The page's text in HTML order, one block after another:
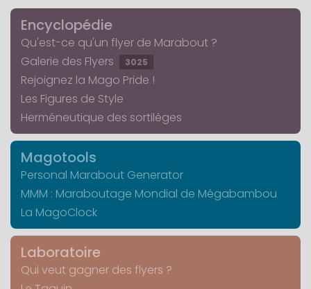
Encyclopédie
Qu'est-ce qu'un flyer de Marabout ?
Galerie des Flyers
3025
Rejoignez la Mago Pride !
Les Figures de Style
Herméneutique des sortilèges
Magotools
Personal Marabout Generator
MMM : Maraboutage Mondial de Mégabambou
La MagoClock
Laboratoire
Qui veut gagner des flyers ?